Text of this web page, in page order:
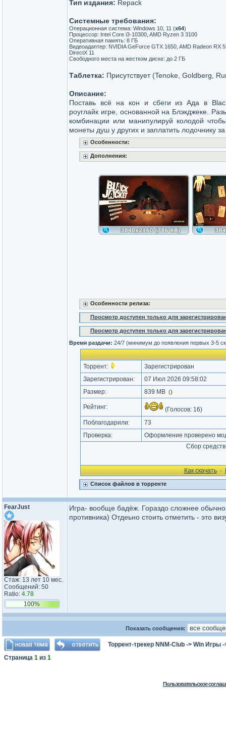
Тип издания: Repack
Системные требования:
Операционная система: Windows 10, 11 (х64)
Процессор: Intel Core i3-10300, AMD Ryzen 3 3100
Оперативная память: 8 ГБ
Видеоадаптер: NVIDIA GeForce GTX 1650, AMD Radeon RX
DirectX 11
Свободного места на жестком диске: до 2 ГБ
Таблетка: Присутствует (Tenoke, Goldberg,
Описание:
Поставь всё на кон и сбеги из Ада в
роуглайк игре, основанной на Блэкджеке.
комбинации или манипулируй колодой
монеты душ у других и заплатить лодочнику
Особенности:
Дополнения:
Особенности релиза:
Просмотр доступен только для
Просмотр доступен только для
Время раздачи: 24/7 (минимум до появления первых 3-5
Торрент:
Зарегистрирован
Зарегистрирован:
07 Июл 2026 09:58:02
Размер:
839 MB ()
Рейтинг: (Голосов: 16)
Поблагодарили:
73
Проверка:
Оформление проверено
Сбор
Как cкачать·
Список файлов в торренте
FearJust
Стаж: 13 лет 10 мес.
Сообщений: 50
Ratio: 4.78
100%
Игра- вообще бадёж. Гораздо сложнее
противника) Отдеьно стоить отметить - это
Показать сообщения:
Торрент-трекер NNM-Club -> Win Игры
Страница 1 из 1
Пользовательское